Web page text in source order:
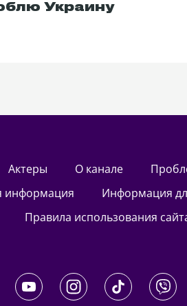
Украину
актеры О канале
информация
Информация
Правила использования